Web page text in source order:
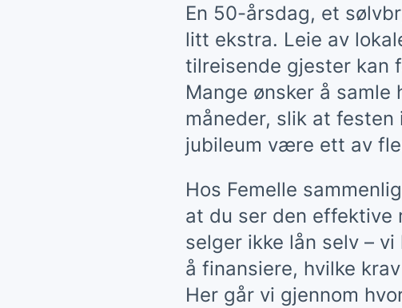
En 50-årsdag, et
litt ekstra. Leie av
tilreisende gjester kan
Mange ønsker å
måneder, slik at
jubileum være ett av
Hos Femelle
at du ser den effektive
selger ikke lån selv –
å finansiere, hvilke
Her går vi gjennom